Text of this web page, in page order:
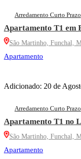
Arredamento Curto Prazo
Apartamento T1 em
São Martinho, Funchal,
Apartamento
Adicionado: 20 de
Arredamento Curto Prazo
Apartamento T1 no
São Martinho, Funchal,
Apartamento